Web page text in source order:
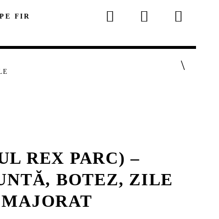
FIR
REX PARC) –
BOTEZ, ZILE